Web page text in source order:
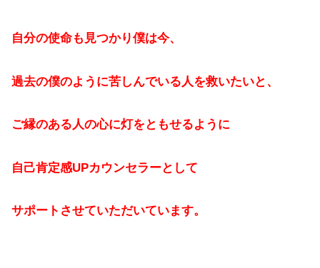
自分の使命も見つかり僕は今、
過去の僕のように苦しんでいる人を救いたいと、
ご縁のある人の心に灯をともせるように
自己肯定感UPカウンセラーとして
サポートさせていただいています。